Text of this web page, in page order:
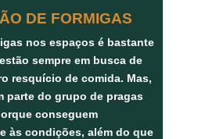
DE FORMIGAS
nos espaços é bastante
sempre em busca de
resquício de comida. Mas,
parte do grupo de pragas
conseguem
às condições, além do que